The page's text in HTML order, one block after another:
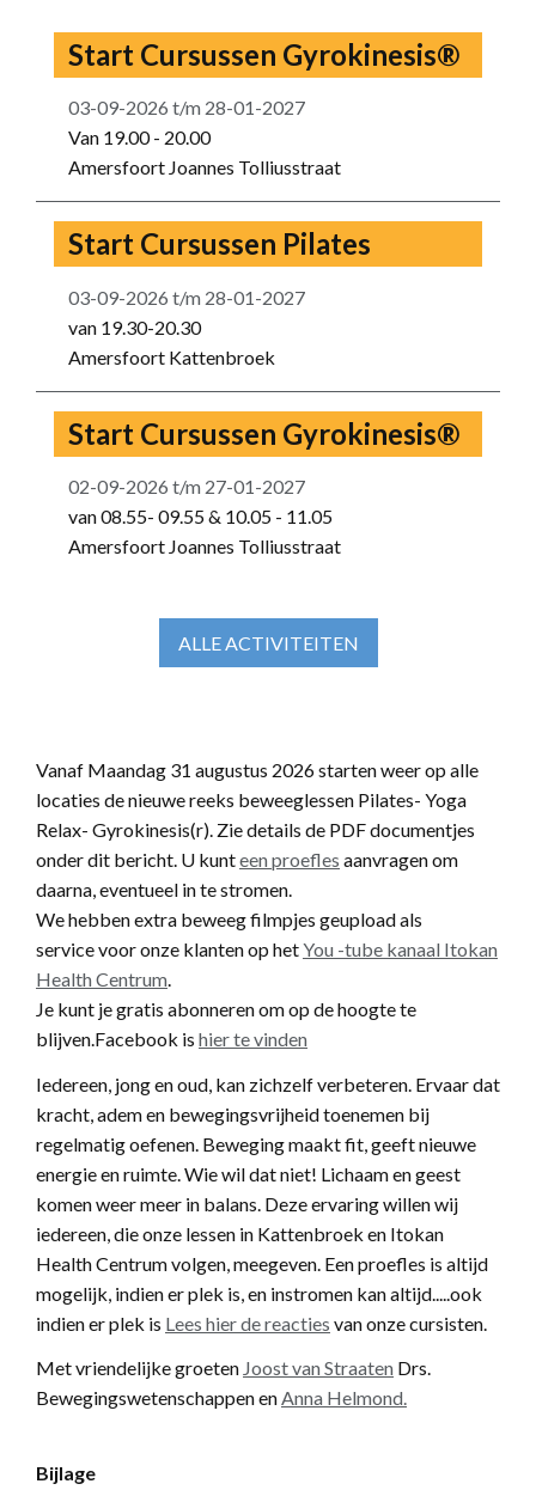
Start Cursussen Gyrokinesis®
03-09-2026 t/m 28-01-2027
Van 19.00 - 20.00
Amersfoort Joannes Tolliusstraat
Start Cursussen Pilates
03-09-2026 t/m 28-01-2027
van 19.30-20.30
Amersfoort Kattenbroek
Start Cursussen Gyrokinesis®
02-09-2026 t/m 27-01-2027
van 08.55- 09.55 & 10.05 - 11.05
Amersfoort Joannes Tolliusstraat
ALLE ACTIVITEITEN
Vanaf Maandag 31 augustus 2026 starten weer op alle
locaties de nieuwe reeks beweeglessen Pilates- Yoga
Relax- Gyrokinesis(r). Zie details de PDF documentjes
onder dit bericht. U kunteen proefles aanvragen om
daarna, eventueel in te stromen.
We hebben extra beweeg filmpjes geupload als
service voor onze klanten op hetYou -tube kanaal Itokan
Health Centrum.
Je kunt je gratis abonneren om op de hoogte te
blijven.Facebook is hier te vinden
Iedereen, jong en oud, kan zichzelf verbeteren. Ervaar dat
kracht, adem en bewegingsvrijheid toenemen bij
regelmatig oefenen. Beweging maakt fit, geeft nieuwe
energie en ruimte. Wie wil dat niet! Lichaam en geest
komen weer meer in balans. Deze ervaring willen wij
iedereen, die onze lessen in Kattenbroek en Itokan
Health Centrum volgen, meegeven. Een proefles is altijd
mogelijk, indien er plek is, en instromen kan altijd.....ook
indien er plek is Lees hier de reacties van onze cursisten.
Met vriendelijke groeten Joost van Straaten Drs.
Bewegingswetenschappen enAnna Helmond.
Bijlage